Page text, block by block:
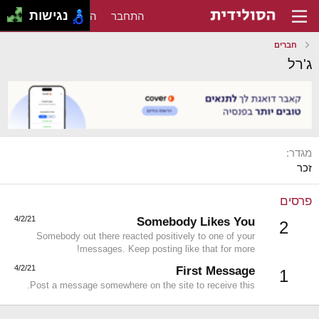
התחבר הירשם
חברים
ג'רל
מגדר
זכר
פרסים
2
4/2/21 Somebody Likes You
Somebody out there reacted positively to one of your
messages. Keep posting like that for more!
1
4/2/21 First Message
Post a message somewhere on the site to receive this.
נגישות